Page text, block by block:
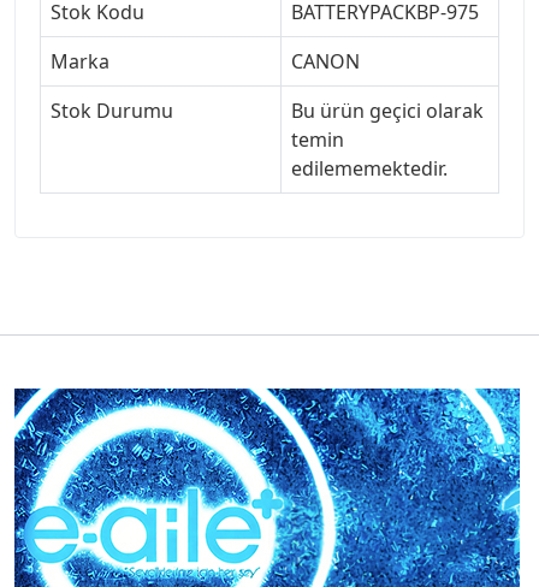
Stok Kodu
BATTERYPACKBP-975
Marka
CANON
Stok Durumu
Bu ürün geçici olarak
temin
edilememektedir.